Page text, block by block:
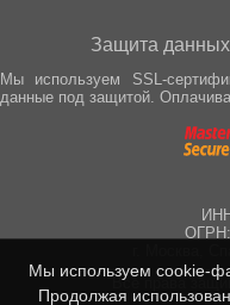
Защита
Мы используем SSL-
данные под защитой.
ОГРН:
Все права
Мы используем cookie-
Продолжая